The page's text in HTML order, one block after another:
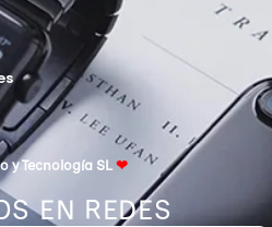
y Tecnología SL ❤
EN REDES